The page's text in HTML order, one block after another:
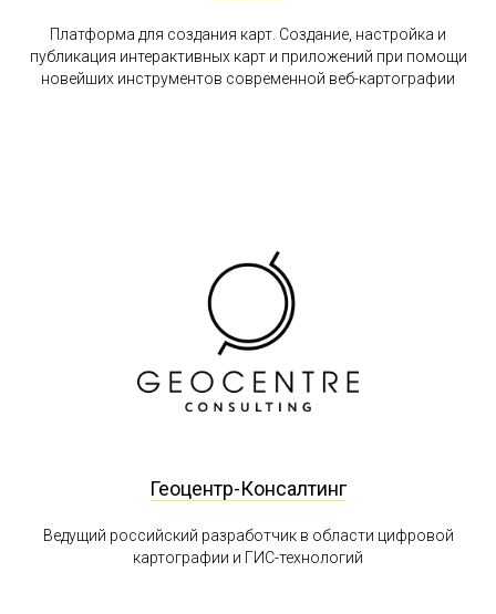
Платформа для создания карт. Создание, настройка и
публикация интерактивных карт и приложений при помощи
новейших инструментов современной веб-картографии
Геоцентр-Консалтинг
Ведущий российский разработчик в области цифровой
картографии и ГИС-технологий